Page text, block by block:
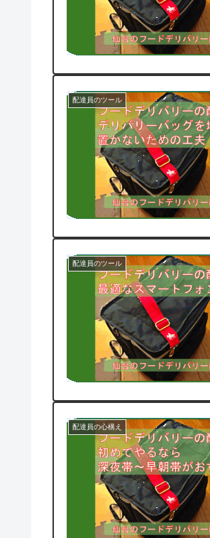
配達員のツール
配達員のツール
配達員の心構え